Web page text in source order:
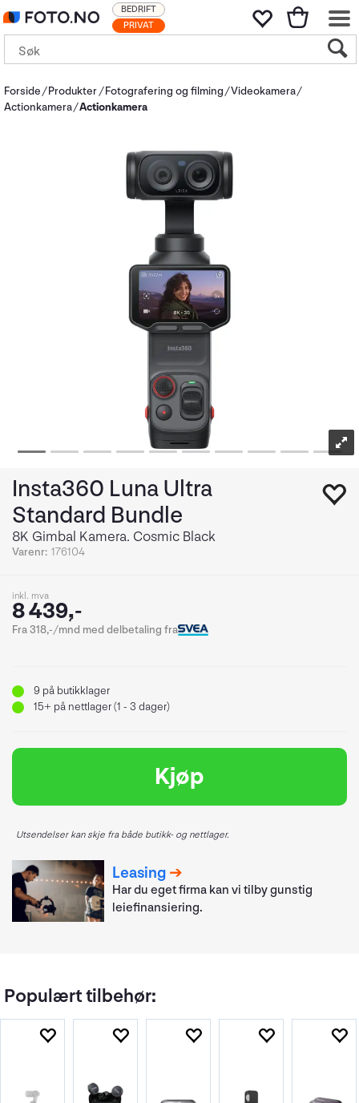
PRIVAT
BEDRIFT
Forside Produkter Fotografering og filming Videokamera
Actionkamera Actionkamera
Insta360 Luna Ultra
Standard Bundle
8K Gimbal Kamera. Cosmic Black
Varenr: 176104
inkl. mva
8 439,-
Fra 318,-/mnd med delbetaling fra
9 på butikklager
15+ på nettlager (1 - 3 dager)
Kjøp
Utsendelser kan skje fra både butikk- og nettlager.
Leasing
Har du eget firma kan vi tilby gunstig
leiefinansiering.
Populært tilbehør: